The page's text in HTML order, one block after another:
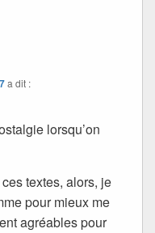
a dit :
lorsqu’on
textes, alors, je
pour mieux me
agréables pour